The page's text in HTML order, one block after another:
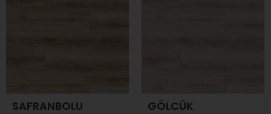
SAFRANBOLU GÖLCÜK